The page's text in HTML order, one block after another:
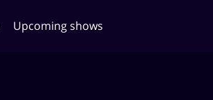
Upcoming shows